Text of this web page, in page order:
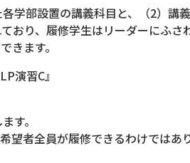
学部設置の講義科目と、（2）講
おり、履修学生はリーダーにふ
きます。
演習C』
す。
者全員が履修できるわけではあ